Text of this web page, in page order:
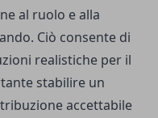
al ruolo e alla
Ciò consente di
realistiche per il
stabilire un
accettabile